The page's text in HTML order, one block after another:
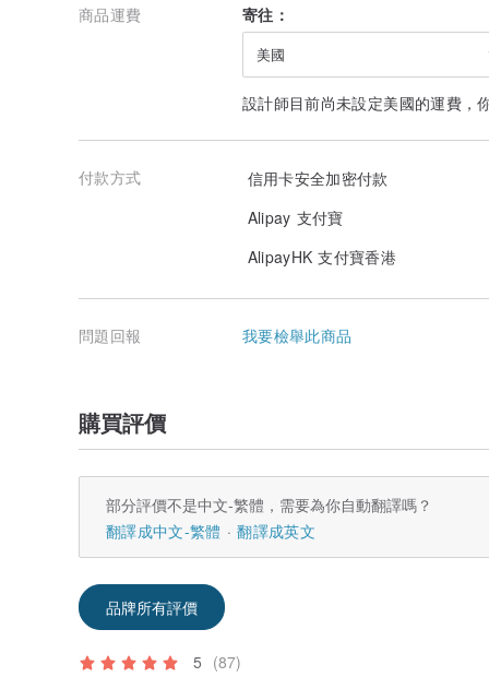
商品運費 寄往：
美國
設計師目前尚未設定美國的運費，
付款方式
信用卡安全加密付款
Alipay 支付寶
AlipayHK 支付寶香港
問題回報 我要檢舉此商品
購買評價
部分評價不是中文-繁體，需要為你自動翻譯嗎？
翻譯成中文-繁體
翻譯成英文
品牌所有評價
5 (87)